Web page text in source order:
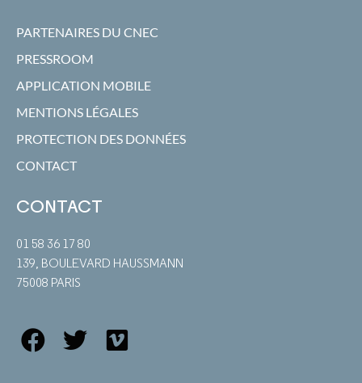
PARTENAIRES DU CNEC
PRESSROOM
APPLICATION MOBILE
MENTIONS LÉGALES
PROTECTION DES DONNÉES
CONTACT
CONTACT
01 58 36 17 80
139, BOULEVARD HAUSSMANN
75008 PARIS